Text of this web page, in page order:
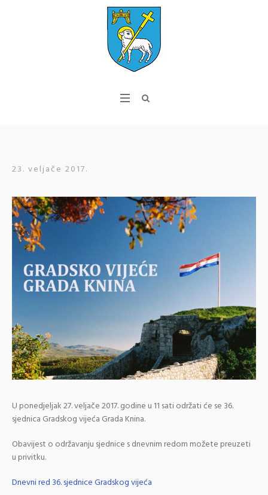
23. veljače 2017.
U ponedjeljak 27. veljače 2017. godine u 11 sati održati će se 36.
sjednica Gradskog vijeća Grada Knina.
Obavijest o održavanju sjednice s dnevnim redom možete preuzeti
u privitku.
Dnevni red 36. sjednice Gradskog vijeća